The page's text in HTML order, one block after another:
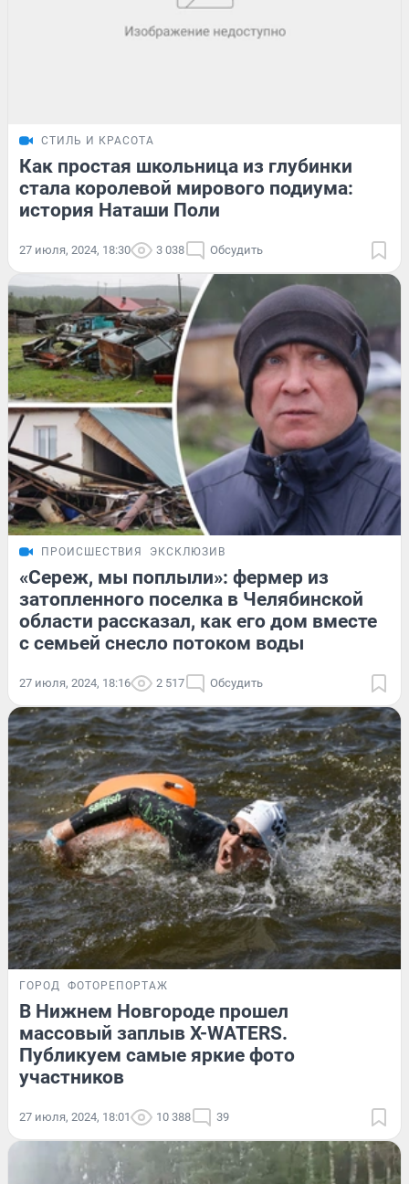
СТИЛЬ И КРАСОТА
Как простая школьница из глубинки
стала королевой мирового подиума:
история Наташи Поли
27 июля, 2024, 18:30 3 038 Обсудить
ПРОИСШЕСТВИЯ ЭКСКЛЮЗИВ
«Сереж, мы поплыли»: фермер из
затопленного поселка в Челябинской
области рассказал, как его дом вместе
с семьей снесло потоком воды
27 июля, 2024, 18:16 2 517 Обсудить
ГОРОД ФОТОРЕПОРТАЖ
В Нижнем Новгороде прошел
массовый заплыв X-WATERS.
Публикуем самые яркие фото
участников
27 июля, 2024, 18:01 10 388 39